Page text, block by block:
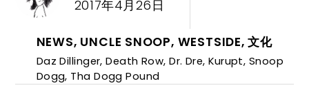
2017年4月26日
NEWS, UNCLE SNOOP, WESTSIDE,文化
Daz Dillinger,Death Row,Dr. Dre,Kurupt, Snoop
Dogg, Tha Dogg Pound